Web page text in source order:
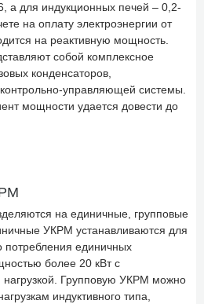
а для индукционных печей – 0,2-
на оплату электроэнергии от
на реактивную мощность.
собой комплексное
конденсаторов,
управляющей системы.
мощности удается довести до
на единичные, групповые
УКРМ устанавливаются для
потребления единичных
более 20 кВт с
Групповую УКРМ можно
индуктивного типа,